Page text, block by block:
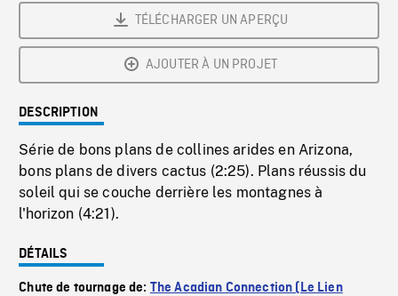
TÉLÉCHARGER UN APERÇU
AJOUTER À UN PROJET
DESCRIPTION
Série de bons plans de collines arides en Arizona,
bons plans de divers cactus (2:25). Plans réussis du
soleil qui se couche derrière les montagnes à
l'horizon (4:21).
DÉTAILS
Chute de tournage de: The Acadian Connection (Le Lien